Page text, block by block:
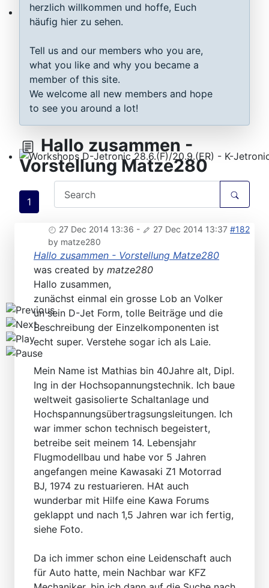
MAP sensor type 1-3: Test, repair, tune
Workshops D-Jetronic 28.6.(F)/20.9.(ER) - K-
herzlich willkommen und hoffe, Euch
häufig hier zu sehen.
Tell us and our members who you are,
what you like and why you became a
member of this site.
We welcome all new members and hope
to see you around a lot!
Hallo zusammen -
Vorstellung Matze280
1
27 Dec 2014 13:36 - 27 Dec 2014 13:37 #182
by matze280
Hallo zusammen - Vorstellung Matze280
was created by matze280
Hallo zusammen,
zunächst einmal ein grosse Lob an Volker
un sein D-Jet Form, tolle Beiträge und die
Beschreibung der Einzelkomponenten ist
echt super. Verstehe sogar ich als Laie.
Mein Name ist Mathias bin 40Jahre alt, Dipl.
Ing in der Hochsopannungstechnik. Ich baue
weltweit gasisolierte Schaltanlage und
Hochspannungsübertragsungsleitungen. Ich
war immer schon technisch begeistert,
betreibe seit meinem 14. Lebensjahr
Flugmodellbau und habe vor 5 Jahren
angefangen meine Kawasaki Z1 Motorrad
BJ, 1974 zu restuarieren. HAt auch
wunderbar mit Hilfe eine Kawa Forums
geklappt und nach 1,5 Jahren war ich fertig,
siehe Foto.
Da ich immer schon eine Leidenschaft auch
für Auto hatte, mein Nachbar war KFZ